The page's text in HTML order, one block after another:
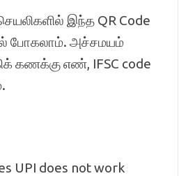
செயலிகளில் இந்த QR Code
போகலாம். அச்சமயம்
கணக்கு எண், IFSC code
UPI does not work